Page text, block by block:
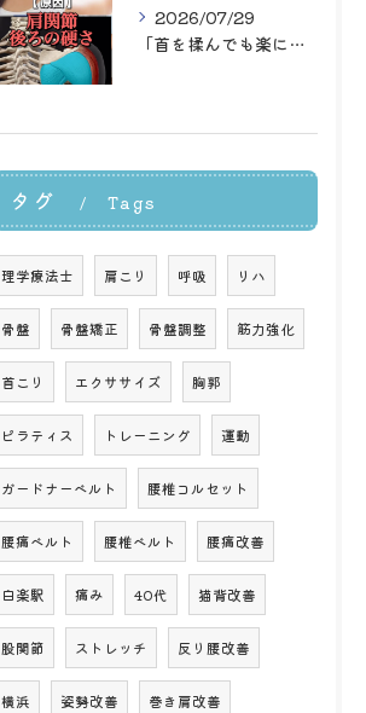
2026/07/29
「首を揉んでも楽になるのはその場だけ…」
タグ Tags
理学療法士 肩こり 呼吸 リハ
骨盤 骨盤矯正 骨盤調整 筋力強化
首こり エクササイズ 胸郭
ピラティス トレーニング 運動
ガードナーベルト 腰椎コルセット
腰痛ベルト 腰椎ベルト 腰痛改善
白楽駅 痛み 40代 猫背改善
股関節 ストレッチ 反り腰改善
横浜 姿勢改善 巻き肩改善